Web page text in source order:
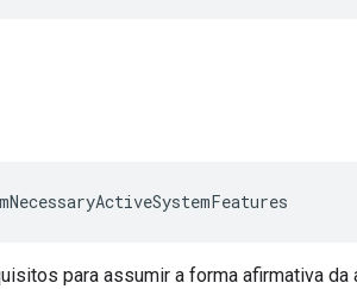
para assumir a forma afirmativa da